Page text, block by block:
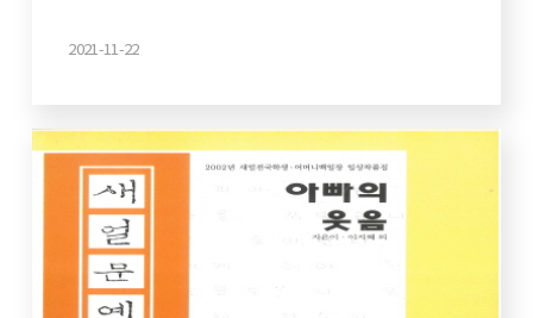
2021-11-22